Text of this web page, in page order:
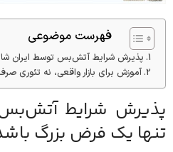
فهرست موضوعی
پذیرش شرایط آتش‌بس توسط ایران
آموزش برای بازار واقعی، نه تئوری
پذیرش شرایط
تنها یک فرض بزرگ